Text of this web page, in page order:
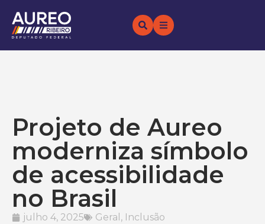
Projeto de Aureo
moderniza símbolo
de acessibilidade
no Brasil
julho 4, 2025 Geral , Inclusão